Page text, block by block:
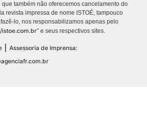
também não oferecemos cancelamento do
revista impressa de nome ISTOÉ, tampouco
lo, nos responsabilizamos apenas pelo
istoe.com.br” e seus respectivos sites.
Assessoria de Imprensa: